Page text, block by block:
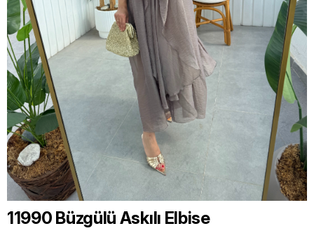
11990 Büzgülü Askılı Elbise